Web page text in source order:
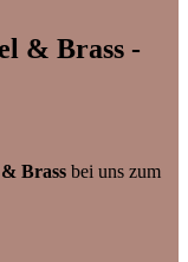
& Brass -
Brass bei uns zum